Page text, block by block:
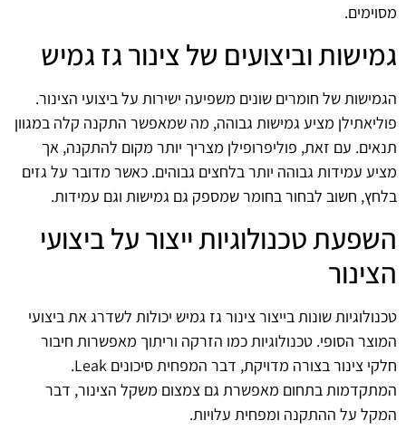
מסוימים.
גמישות וביצועים של צינור גז גמיש
הגמישות של חומרים שונים משפיעה ישירות על ביצועי הצינור.
פוליאתילן מציע גמישות גבוהה, מה שמאפשר התקנה קלה במגוון
תנאים. עם זאת, פוליפרופילן מצריך יותר מקום להתקנה, אך
מציע עמידות גבוהה יותר בלחצים גבוהים. כאשר מדובר על גזים
בלחץ, חשוב לבחור בחומר שמספק גם גמישות וגם עמידות.
השפעת טכנולוגיות ייצור על ביצועי
הצינור
טכנולוגיות שונות בייצור צינור גז גמיש יכולות לשדרג את ביצועי
המוצר הסופי. טכנולוגיות כמו הזרקה וריתוך מאפשרות חיבור
חלקי צינור בצורה מדויקת, דבר המפחית סיכונים Leak.
המתקדמות בתחום מאפשרת גם צמצום משקל הצינור, דבר
המקל על ההתקנה ומפחית עלויות.